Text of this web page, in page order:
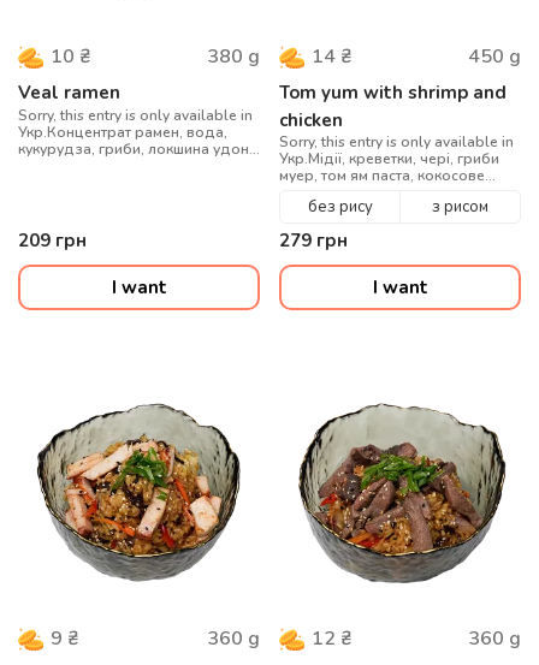
10 ₴ 380 g
Veal ramen
Sorry, this entry is only available in
Укр.Концентрат рамен, вода,
кукурудза, гриби, локшина удон,
209 грн
I want
14 ₴ 450 g
Tom yum with shrimp and
chicken
Sorry, this entry is only available in
Укр.Мідії, креветки, чері, гриби
муер, том ям паста, кокосове
соус, кінза, мікс кунжуту, вода
без рису з рисом
279 грн
I want
9 ₴ 360 g 12 ₴ 360 g